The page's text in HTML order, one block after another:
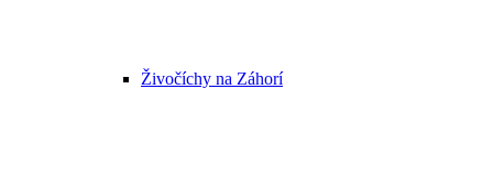
Živočíchy na Záhorí